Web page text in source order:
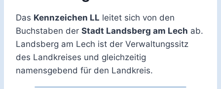
Das Kennzeichen LL leitet sich von den
Buchstaben der Stadt Landsberg am Lech ab.
Landsberg am Lech ist der Verwaltungssitz
des Landkreises und gleichzeitig
namensgebend für den Landkreis.